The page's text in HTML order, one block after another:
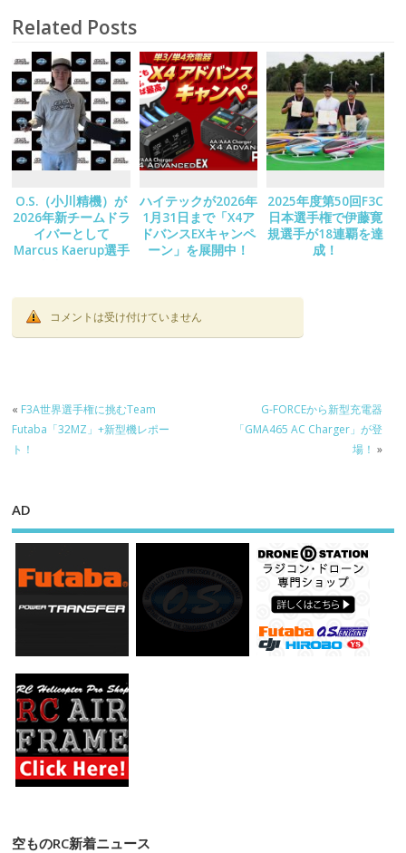
Related Posts
O.S.（小川精機）が
2026年新チームドラ
イバーとして
Marcus Kaerup選手
ハイテックが2026年
1月31日まで「X4ア
ドバンスEXキャンペ
ーン」を展開中！
2025年度第50回F3C
日本選手権で伊藤寛
規選手が18連覇を達
成！
コメントは受け付けていません
« F3A世界選手権に挑むTeam
Futaba「32MZ」+新型機レポー
ト！
G-FORCEから新型充電器
「GMA465 AC Charger」が登
場！ »
AD
空ものRC新着ニュース